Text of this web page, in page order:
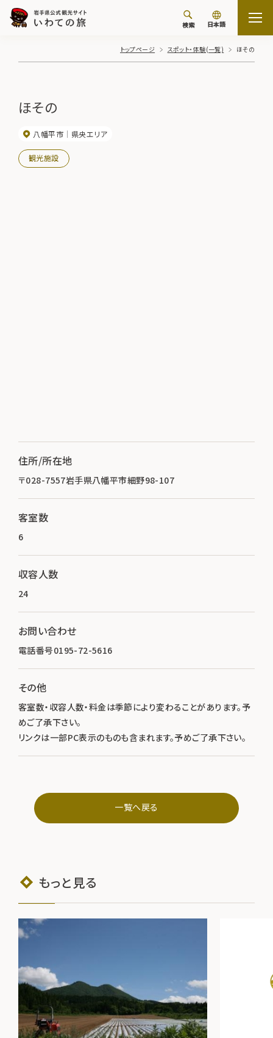
検索 日本語
トップページ スポット・体験(一覧) ほその
ほその
八幡平市 県央エリア
観光施設
住所/所在地
〒028-7557岩手県八幡平市細野98-107
客室数
6
収容人数
24
お問い合わせ
電話番号0195-72-5616
その他
客室数・収容人数・料金は季節により変わることがあります。予
めご了承下さい。
リンクは一部PC表示のものも含まれます。予めご了承下さい。
一覧へ戻る
もっと見る